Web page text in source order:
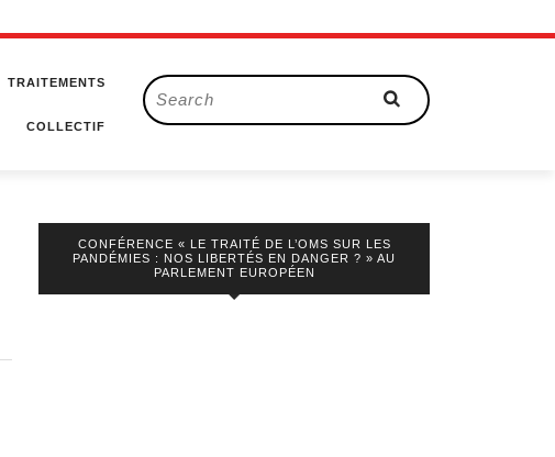
TRAITEMENTS
COLLECTIF
Search
for:
CONFÉRENCE « LE TRAITÉ DE L’OMS SUR LES
PANDÉMIES : NOS LIBERTÉS EN DANGER ? » AU
PARLEMENT EUROPÉEN